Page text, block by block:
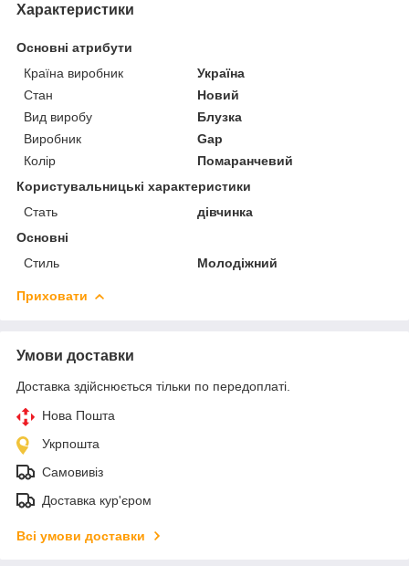
Характеристики
Основні атрибути
Країна виробник
Україна
Стан
Новий
Вид виробу
Блузка
Виробник
Gap
Колір
Помаранчевий
Користувальницькі характеристики
Стать
дівчинка
Основні
Стиль
Молодіжний
Приховати
Умови доставки
Доставка здійснюється тільки по передоплаті.
Нова Пошта
Укрпошта
Самовивіз
Доставка кур'єром
Всі умови доставки